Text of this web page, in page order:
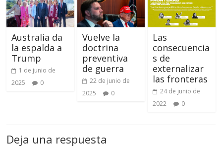
Australia da
la espalda a
Trump
1 de junio de
2025
0
Vuelve la
doctrina
preventiva
de guerra
22 de junio de
2025
0
Las
consecuencia
s de
externalizar
las fronteras
24 de junio de
2022
0
Deja una respuesta